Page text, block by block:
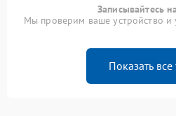
Записывайтесь
Мы проверим ваше устройство и
Показать все